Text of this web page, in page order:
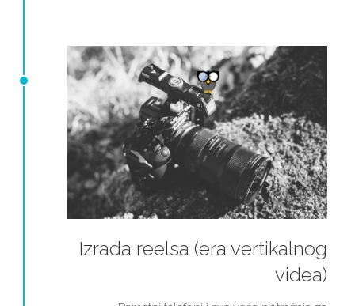
Izrada reelsa (era vertikalnog
videa)